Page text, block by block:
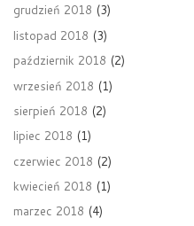
grudzień 2018 (3)
listopad 2018 (3)
październik 2018 (2)
wrzesień 2018 (1)
sierpień 2018 (2)
lipiec 2018 (1)
czerwiec 2018 (2)
kwiecień 2018 (1)
marzec 2018 (4)